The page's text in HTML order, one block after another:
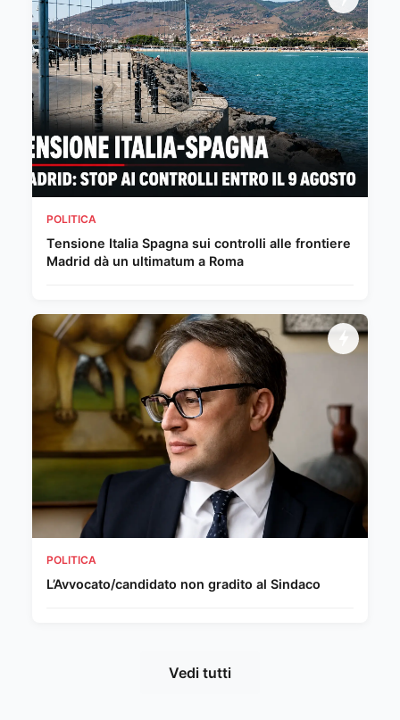
POLITICA
Tensione Italia Spagna sui controlli alle frontiere
Madrid dà un ultimatum a Roma
POLITICA
L’Avvocato/candidato non gradito al Sindaco
Vedi tutti